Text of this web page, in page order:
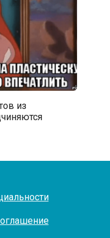
из